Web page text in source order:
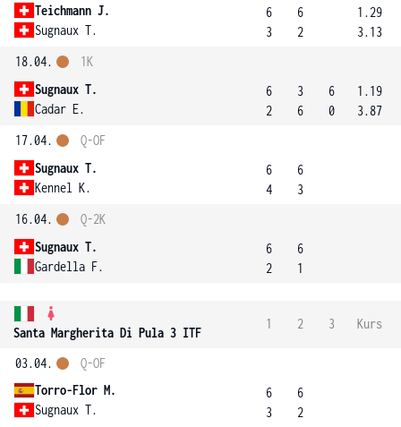
Teichmann J.
Sugnaux T.
6
3
6
2
1.29
3.13
18.04.
Sugnaux T.
Cadar E.
1K
6
2
3
6
6
0
1.19
3.87
17.04.
Sugnaux T.
Kennel K.
Q-OF
6
4
6
3
16.04.
Sugnaux T.
Gardella F.
Q-2K
6
2
6
1
Santa Margherita Di Pula 3 ITF
1 2 3 Kurs
03.04.
Torro-Flor M.
Sugnaux T.
Q-OF
6
3
6
2